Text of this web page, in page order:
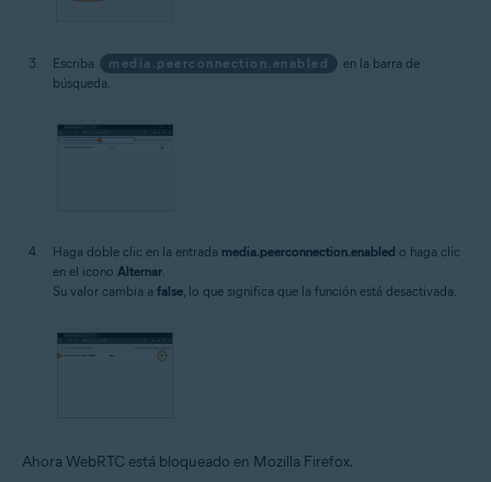
Escriba media.peerconnection.enabled
en la barra de
búsqueda.
Haga doble clic en la entrada media.peerconnection.enabled o haga clic
en el icono Alternar
Su valor cambia a false , lo que significa que la función está desactivada.
Ahora WebRTC está bloqueado en Mozilla Firefox.